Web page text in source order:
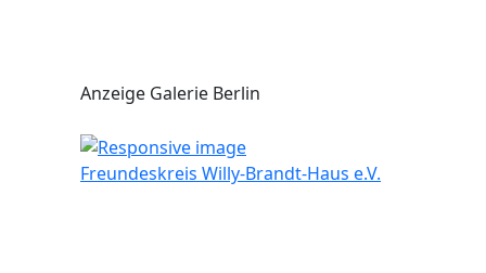
Anzeige Galerie Berlin
Freundeskreis Willy-Brandt-Haus e.V.